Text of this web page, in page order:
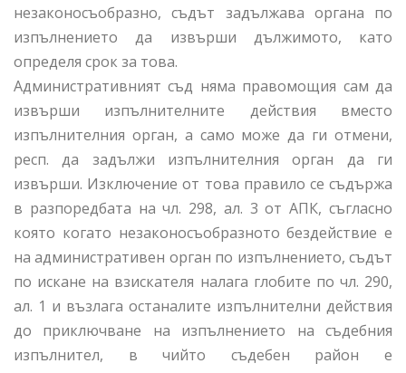
незаконосъобразно, съдът задължава органа по
изпълнението да извърши дължимото, като
определя срок за това.
Административният съд няма правомощия сам да
извърши изпълнителните действия вместо
изпълнителния орган, а само може да ги отмени,
респ. да задължи изпълнителния орган да ги
извърши. Изключение от това правило се съдържа
в разпоредбата на чл. 298, ал. 3 от АПК, съгласно
която когато незаконосъобразното бездействие е
на административен орган по изпълнението, съдът
по искане на взискателя налага глобите по чл. 290,
ал. 1 и възлага останалите изпълнителни действия
до приключване на изпълнението на съдебния
изпълнител, в чийто съдебен район е